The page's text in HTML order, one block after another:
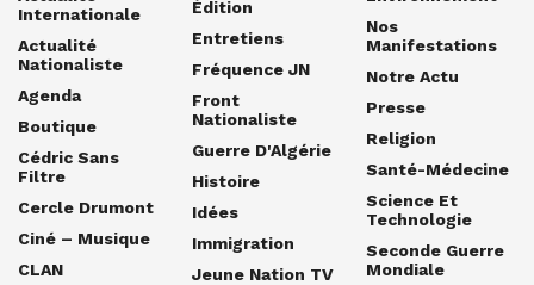
Internationale
Actualité
Nationaliste
Agenda
Boutique
Cédric Sans
Filtre
Cercle Drumont
Ciné – Musique
CLAN
Édition
Entretiens
Fréquence JN
Front
Nationaliste
Guerre D'Algérie
Histoire
Idées
Immigration
Jeune Nation TV
Nos
Manifestations
Notre Actu
Presse
Religion
Santé-Médecine
Science Et
Technologie
Seconde Guerre
Mondiale